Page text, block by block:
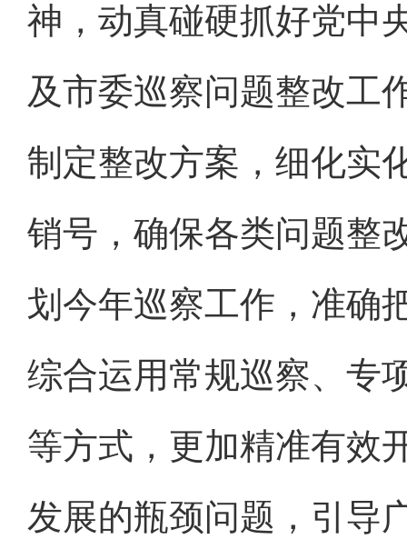
神，动真碰硬抓好党中
及市委巡察问题整改工
制定整改方案，细化实
销号，确保各类问题整
划今年巡察工作，准确
综合运用常规巡察、专
等方式，更加精准有效
发展的瓶颈问题，引导